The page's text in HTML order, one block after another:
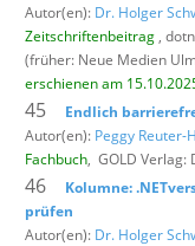
Autor(en): Dr. Holger
Zeitschriftenbeitrag ,
(früher: Neue Medien
erschienen am
45
Endlich
Autor(en): Peggy Reuter-
Fachbuch, GOLD Verlag:
46
Kolumne:
prüfen
Autor(en): Dr. Holger